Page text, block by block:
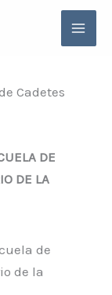
Cadetes
DE
DE LA
de
de la